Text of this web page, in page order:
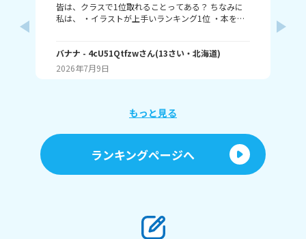
皆は、クラスで1位取れることってある？ ちなみに
私は、 ・イラストが上手いランキング1位 ・本を読
ングで1位取れる？ 書いてくれたら嬉しいです！ じ
ゃね。
バナナ - 4cU51Qtfzwさん(13さい・ 北海道)
2026年7月9日
もっと見る
ランキングページへ